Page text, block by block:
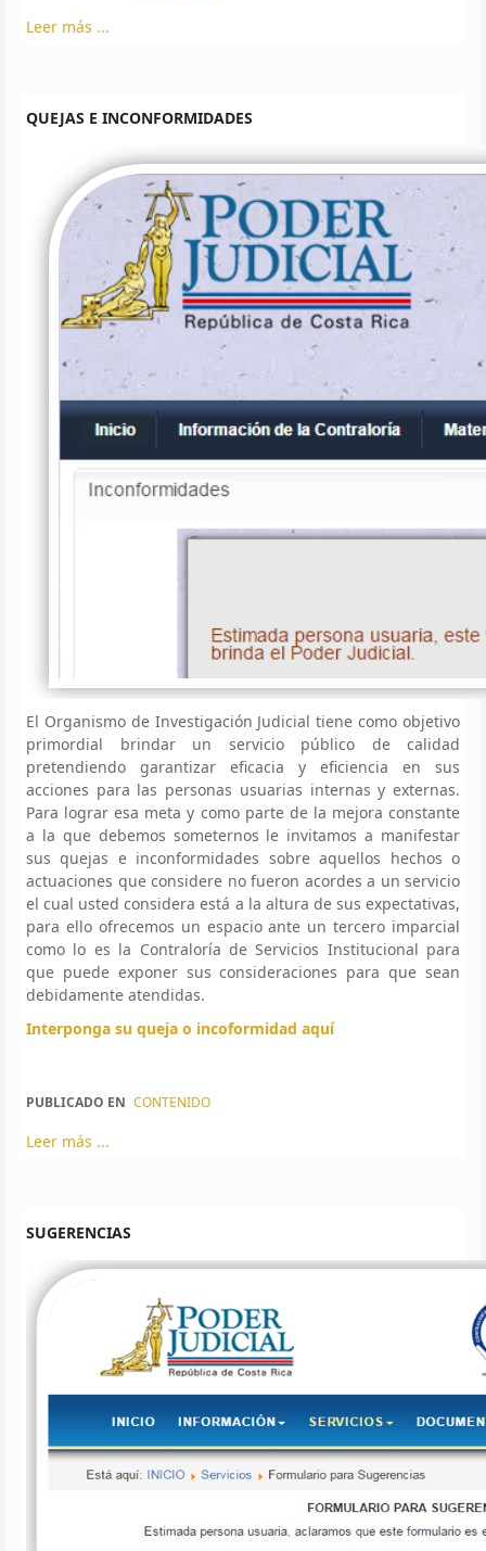
Leer más ...
QUEJAS E INCONFORMIDADES
El Organismo de Investigación Judicial tiene como objetivo
primordial brindar un servicio público de calidad
pretendiendo garantizar eficacia y eficiencia en sus
acciones para las personas usuarias internas y externas.
Para lograr esa meta y como parte de la mejora constante
a la que debemos someternos le invitamos a manifestar
sus quejas e inconformidades sobre aquellos hechos o
actuaciones que considere no fueron acordes a un servicio
el cual usted considera está a la altura de sus expectativas,
para ello ofrecemos un espacio ante un tercero imparcial
como lo es la Contraloría de Servicios Institucional para
que puede exponer sus consideraciones para que sean
debidamente atendidas.
Interponga su queja o incoformidad aquí
PUBLICADO EN CONTENIDO
Leer más ...
SUGERENCIAS